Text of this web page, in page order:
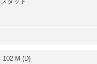
102 M (D)